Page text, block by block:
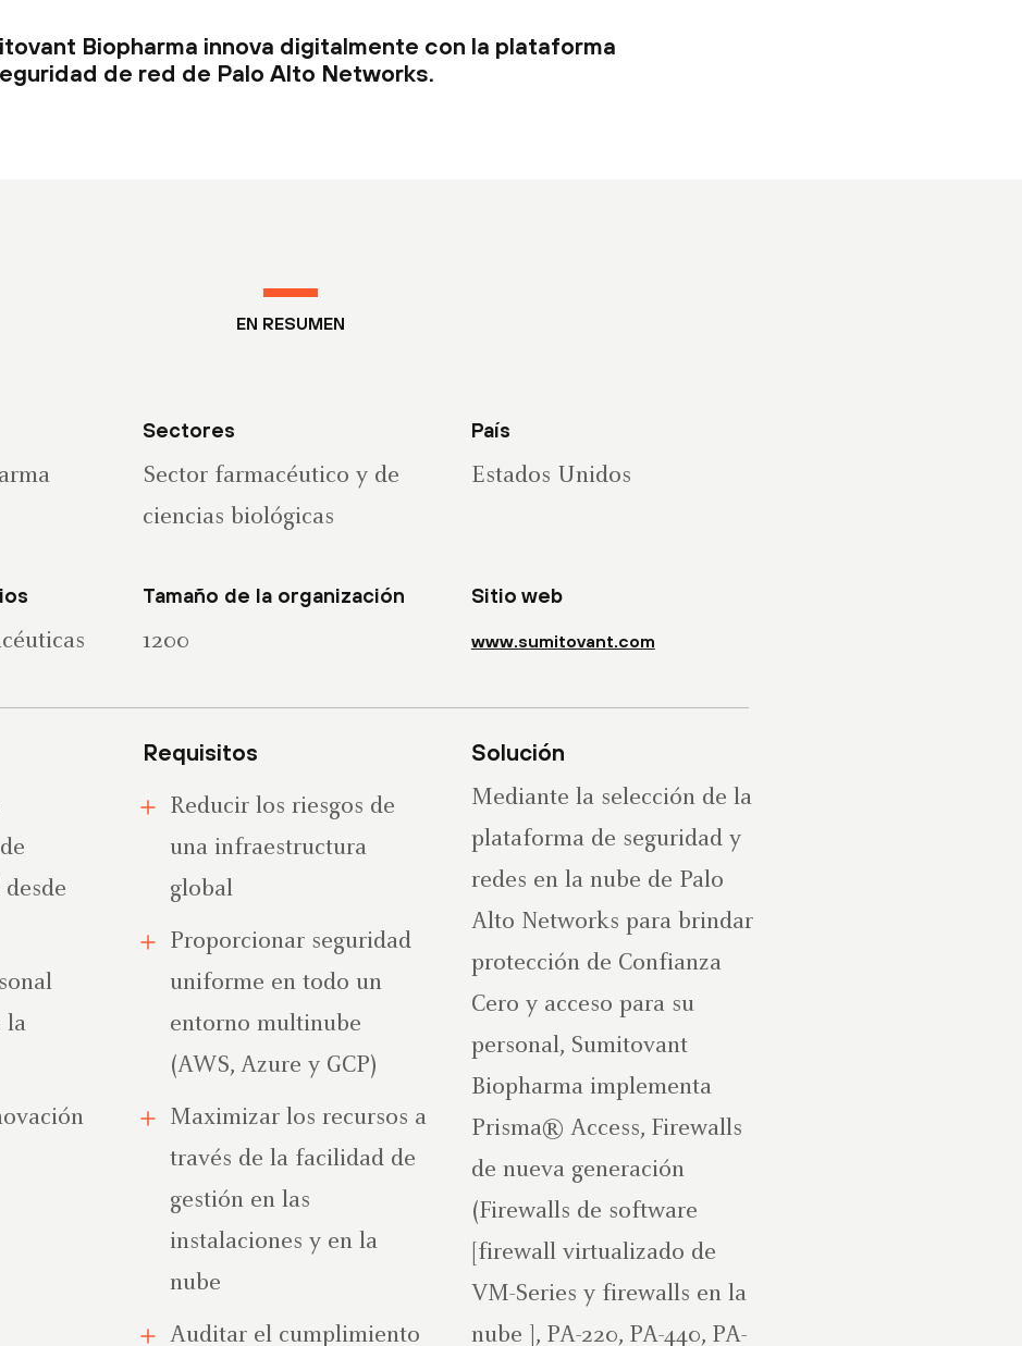
Biopharma innova digitalmente con la plataforma
de red de Palo Alto Networks.
EN RESUMEN
Sectores
Sector farmacéutico y de
ciencias biológicas
País
Estados Unidos
Tamaño de la organización
1200
Sitio web
www.sumitovant.com
la
Requisitos
Reducir los riesgos de
una infraestructura
global
Proporcionar seguridad
uniforme en todo un
entorno multinube
(AWS, Azure y GCP)
Maximizar los recursos a
través de la facilidad de
gestión en las
instalaciones y en la
nube
Auditar el cumplimiento
Solución
Mediante la selección de la
plataforma de seguridad y
redes en la nube de Palo
Alto Networks para brindar
protección de Confianza
Cero y acceso para su
personal, Sumitovant
Biopharma implementa
Prisma® Access, Firewalls
de nueva generación
(Firewalls de software
[firewall virtualizado de
VM-Series y firewalls en la
nube ], PA-220, PA-440, PA-